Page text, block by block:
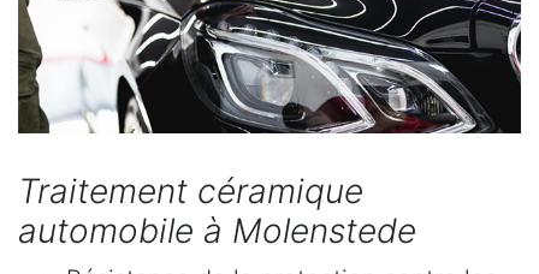
Traitement céramique
automobile à Molenstede